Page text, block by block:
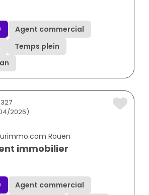
Agent commercial
Temps plein
2026)
Rouen
immobilier
Agent commercial